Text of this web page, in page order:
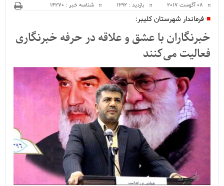
بازدید : 1692 شناسه خبر : 14270
فرماندار شهرستان کلیبر:
خبرنگاران با عشق و علاقه در حرفه خبرنگاری
فعالیت می‌کنند